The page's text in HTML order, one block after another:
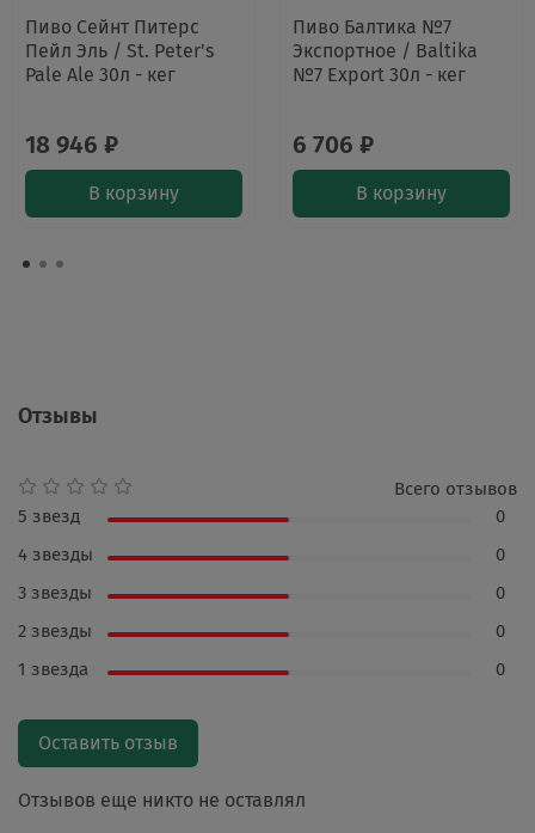
Пиво Сейнт Питерс
Пейл Эль / St. Peter's
Pale Ale 30л - кег
18 946 ₽
В корзину
Пиво Балтика №7
Экспортное / Baltika
№7 Export 30л - кег
6 706 ₽
В корзину
Отзывы
Отзывов еще никто не оставлял
Всего отзывов
5 звезд
0
4 звезды
0
3 звезды
0
2 звезды
0
1 звезда
0
Оставить отзыв